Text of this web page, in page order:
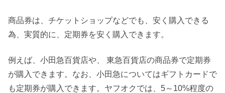
商品券は、チケットショップなどでも、安く購入できる
為、実質的に、定期券を安く購入できます。
例えば、小田急百貨店や、 東急百貨店の商品券で定期券
が購入できます。なお、小田急についてはギフトカードで
も定期券が購入できます。ヤフオクでは、5～10%程度の